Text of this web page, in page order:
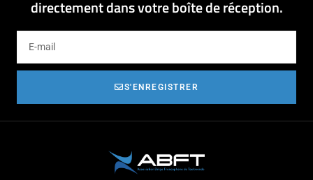
directement dans votre boîte de réception.
S'ENREGISTRER